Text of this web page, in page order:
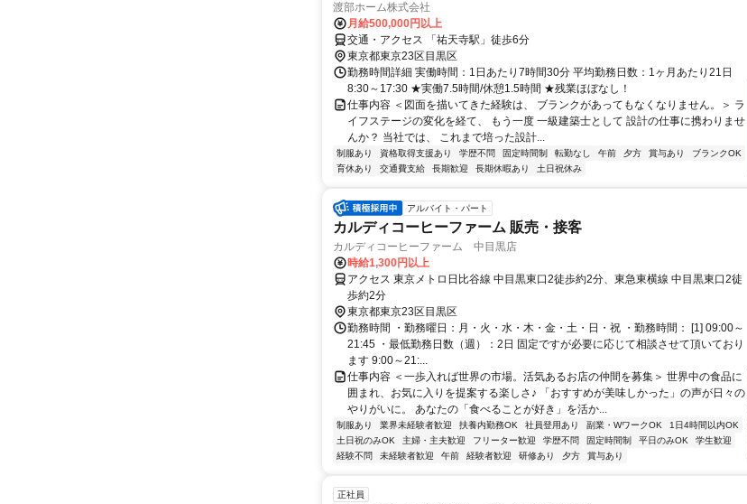
渡部ホーム株式会社
月給500,000円以上
交通・アクセス 「祐天寺駅」徒歩6分
東京都東京23区目黒区
勤務時間詳細 実働時間：1日あたり7時間30分 平均勤務日数：1ヶ月あたり21日
8:30～17:30 ★実働7.5時間/休憩1.5時間 ★残業ほぼなし！
仕事内容 ＜図面を描いてきた経験は、 ブランクがあってもなくなりません。＞ ラ
イフステージの変化を経て、 もう一度 一級建築士として 設計の仕事に携わりませ
んか？ 当社では、 これまで培った設計...
制服あり 資格取得支援あり 学歴不問 固定時間制 転勤なし 午前 夕方 賞与あり
ブランクOK
育休あり
交通費支給 長期歓迎 長期休暇あり 土日祝休み
アルバイト・パート
カルディコーヒーファーム 販売・接客
カルディコーヒーファーム 中目黒店
時給1,300円以上
アクセス 東京メトロ日比谷線 中目黒東口2徒歩約2分、東急東横線 中目黒東口2徒
歩約2分
東京都東京23区目黒区
勤務時間 ・勤務曜日：月・火・水・木・金・土・日・祝 ・勤務時間： [1] 09:00～
21:45 ・最低勤務日数（週）：2日 固定ですが必要に応じて相談させて頂いており
ます 9:00～21:...
仕事内容 ＜一歩入れば世界の市場。活気あるお店の仲間を募集＞ 世界中の食品に
囲まれ、お気に入りを提案する楽しさ♪ 「おすすめが美味しかった」の声が日々の
やりがいに。 あなたの「食べることが好き」を活か...
制服あり 業界未経験者歓迎 扶養内勤務OK 社員登用あり 副業・WワークOK
1日4時間以内OK
土日祝のみOK
主婦・主夫歓迎 フリーター歓迎 学歴不問 固定時間制 平日のみOK
学生歓迎
経験不問
未経験者歓迎 午前 経験者歓迎 研修あり 夕方 賞与あり
正社員